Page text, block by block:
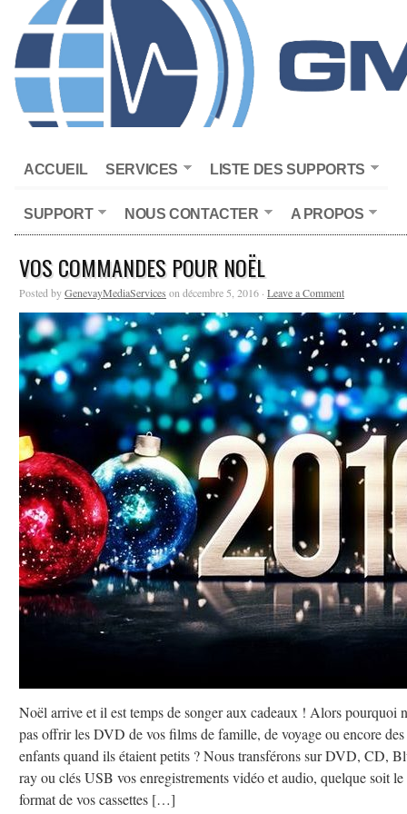
ACCUEIL SERVICES LISTE DES SUPPORTS
SUPPORT NOUS CONTACTER A PROPOS
VOS COMMANDES POUR NOËL
Posted byGenevayMediaServices on décembre 5, 2016 · Leave a Comment
Noël arrive et il est temps de songer aux cadeaux ! Alors pourquoi
pas offrir les DVD de vos films de famille, de voyage ou encore des
enfants quand ils étaient petits ? Nous transférons sur DVD, CD,
ray ou clés USB vos enregistrements vidéo et audio, quelque soit le
format de vos cassettes […]